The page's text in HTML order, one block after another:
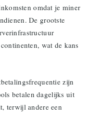
omdat je miner
De grootste
wat de kans
zijn
betalen dagelijks uit
terwijl andere een